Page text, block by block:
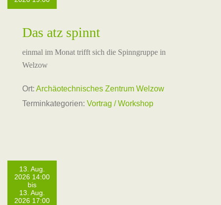
Das atz spinnt
einmal im Monat trifft sich die Spinngruppe in
Welzow
Ort: Archäotechnisches Zentrum Welzow
Terminkategorien: Vortrag / Workshop
13. Aug.
2026 14:00
bis
13. Aug.
2026 17:00